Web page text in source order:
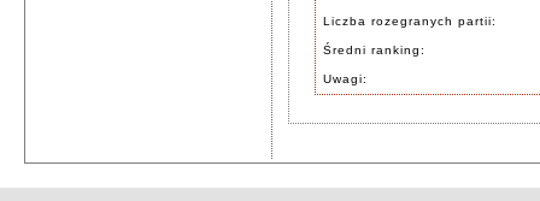
Liczba rozegranych partii:
Średni ranking:
Uwagi: